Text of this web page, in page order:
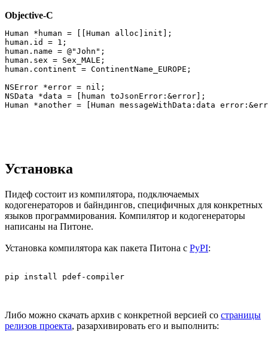
Objective-C
Human *human = [[Human alloc]init];
human.id = 1;
human.name = @"John";
human.sex = Sex_MALE;
human.continent = ContinentName_EUROPE;
NSError *error = nil;
NSData *data = [human toJsonError:&error];
Установка
Пидеф состоит из компилятора, подключаемых
кодогенераторов и байндингов, специфичных для конкретных
языков программирования. Компилятор и кодогенераторы
написаны на Питоне.
Установка компилятора как пакета Питона с PyPI:
Либо можно скачать архив с конкретной версией со страницы
релизов проекта, разархивировать его и выполнить: